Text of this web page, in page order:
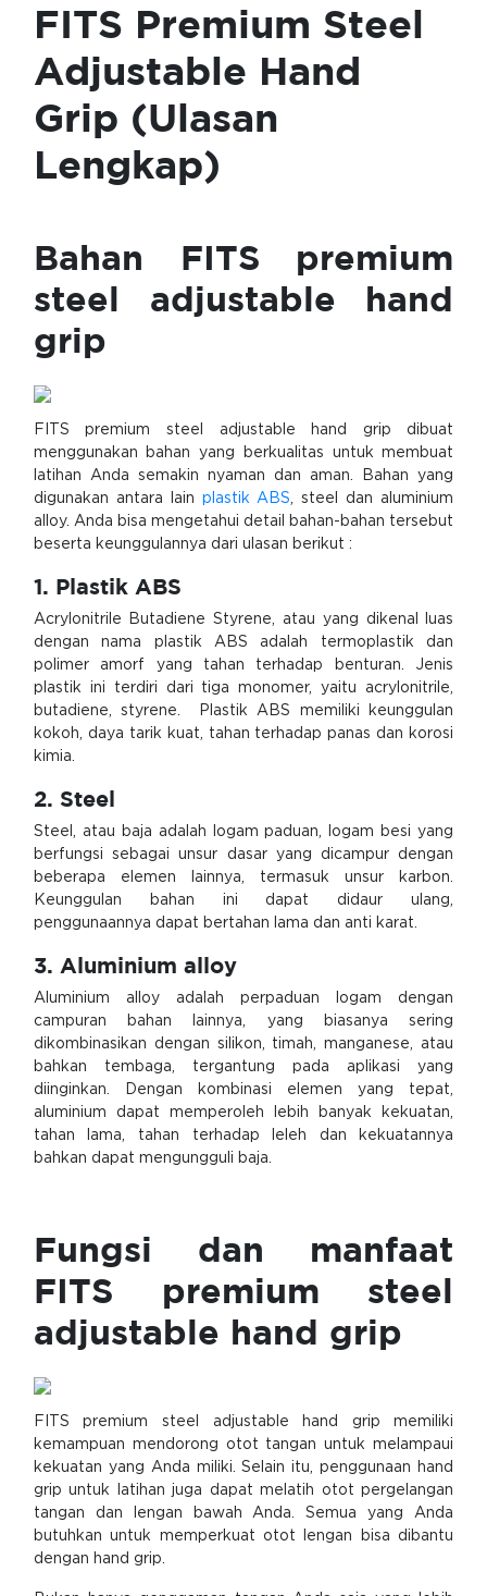
FITS Premium Steel
Adjustable Hand
Grip (Ulasan
Lengkap)
Bahan FITS premium
steel adjustable hand
grip
FITS premium steel adjustable hand grip dibuat
menggunakan bahan yang berkualitas untuk membuat
latihan Anda semakin nyaman dan aman. Bahan yang
digunakan antara lain plastik ABS, steel dan aluminium
alloy. Anda bisa mengetahui detail bahan-bahan tersebut
beserta keunggulannya dari ulasan berikut :
1. Plastik ABS
Acrylonitrile Butadiene Styrene, atau yang dikenal luas
dengan nama plastik ABS adalah termoplastik dan
polimer amorf yang tahan terhadap benturan. Jenis
plastik ini terdiri dari tiga monomer, yaitu acrylonitrile,
butadiene, styrene. Plastik ABS memiliki keunggulan
kokoh, daya tarik kuat, tahan terhadap panas dan korosi
kimia.
2. Steel
Steel, atau baja adalah logam paduan, logam besi yang
berfungsi sebagai unsur dasar yang dicampur dengan
beberapa elemen lainnya, termasuk unsur karbon.
Keunggulan bahan ini dapat didaur ulang,
penggunaannya dapat bertahan lama dan anti karat.
3. Aluminium alloy
Aluminium alloy adalah perpaduan logam dengan
campuran bahan lainnya, yang biasanya sering
dikombinasikan dengan silikon, timah, manganese, atau
bahkan tembaga, tergantung pada aplikasi yang
diinginkan. Dengan kombinasi elemen yang tepat,
aluminium dapat memperoleh lebih banyak kekuatan,
tahan lama, tahan terhadap leleh dan kekuatannya
bahkan dapat mengungguli baja.
Fungsi dan manfaat
FITS premium steel
adjustable hand grip
FITS premium steel adjustable hand grip memiliki
kemampuan mendorong otot tangan untuk melampaui
kekuatan yang Anda miliki. Selain itu, penggunaan hand
grip untuk latihan juga dapat melatih otot pergelangan
tangan dan lengan bawah Anda. Semua yang Anda
butuhkan untuk memperkuat otot lengan bisa dibantu
dengan hand grip.